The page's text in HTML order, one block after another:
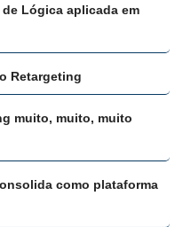
Lógica aplicada em
Retargeting
muito, muito, muito
como plataforma